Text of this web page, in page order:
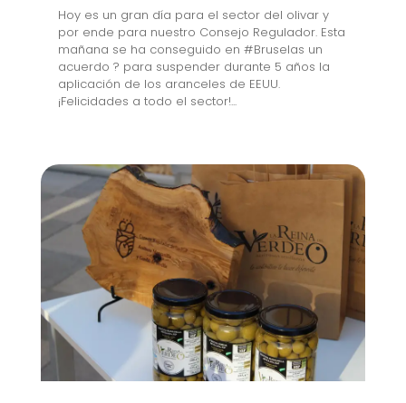
Hoy es un gran día para el sector del olivar y
por ende para nuestro Consejo Regulador. Esta
mañana se ha conseguido en #Bruselas un
acuerdo ? para suspender durante 5 años la
aplicación de los aranceles de EEUU.
¡Felicidades a todo el sector!...